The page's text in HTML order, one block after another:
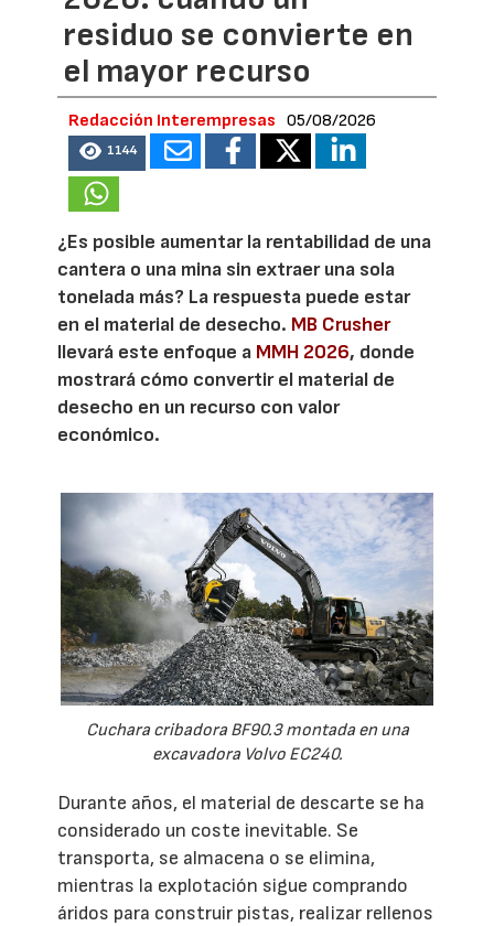
residuo se convierte en
el mayor recurso
Redacción Interempresas 05/08/2026
1144
¿Es posible aumentar la rentabilidad de una
cantera o una mina sin extraer una sola
tonelada más? La respuesta puede estar
en el material de desecho. MB Crusher
llevará este enfoque a MMH 2026, donde
mostrará cómo convertir el material de
desecho en un recurso con valor
económico.
Cuchara cribadora BF90.3 montada en una
excavadora Volvo EC240.
Durante años, el material de descarte se ha
considerado un coste inevitable. Se
transporta, se almacena o se elimina,
mientras la explotación sigue comprando
áridos para construir pistas, realizar rellenos